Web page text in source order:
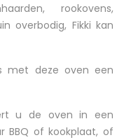
rookovens,
overbodig, Fikki kan
met deze oven een
u de oven in een
BBQ of kookplaat, of